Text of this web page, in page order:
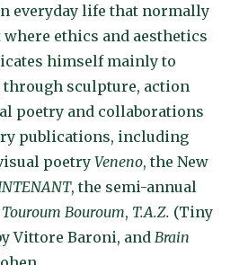
everyday life that normally
where ethics and aesthetics
himself mainly to
sculpture, action
poetry and collaborations
publications, including
poetryVeneno, the New
, the semi-annual
Touroum Bouroum, T.A.Z. (Tiny
Vittore Baroni, and Brain